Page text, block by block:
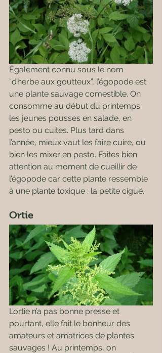
Également connu sous le nom
“d’herbe aux goutteux”, l’égopode est
une plante sauvage comestible. On
consomme au début du printemps
les jeunes pousses en salade, en
pesto ou cuites. Plus tard dans
l’année, mieux vaut les faire cuire, ou
bien les mixer en pesto. Faites bien
attention au moment de cueillir de
l’égopode car cette plante ressemble
à une plante toxique : la petite ciguë.
Ortie
L’ortie n’a pas bonne presse et
pourtant, elle fait le bonheur des
amateurs et amatrices de plantes
sauvages ! Au printemps, on